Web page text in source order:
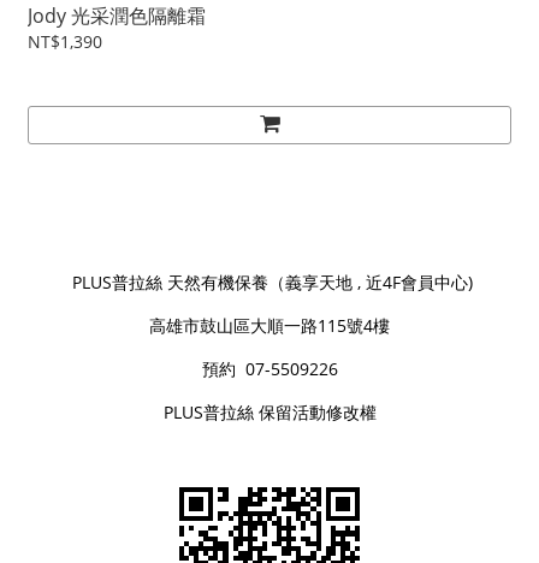
Jody 光采潤色隔離霜
NT$1,390
PLUS普拉絲 天然有機保養（義享天地 , 近4F會員中心)
高雄市鼓山區大順一路115號4樓
預約 07-5509226
PLUS普拉絲 保留活動修改權